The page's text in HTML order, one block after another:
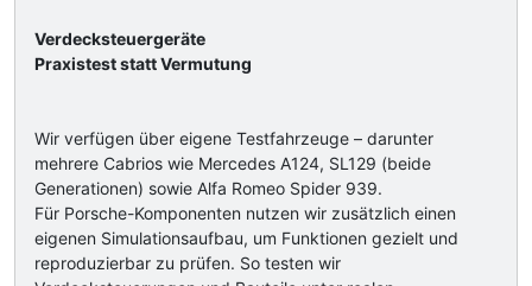
Verdecksteuergeräte
Praxistest statt Vermutung
Wir verfügen über eigene Testfahrzeuge – darunter
mehrere Cabrios wie Mercedes A124, SL129 (beide
Generationen) sowie Alfa Romeo Spider 939.
Für Porsche-Komponenten nutzen wir zusätzlich einen
eigenen Simulationsaufbau, um Funktionen gezielt und
reproduzierbar zu prüfen. So testen wir